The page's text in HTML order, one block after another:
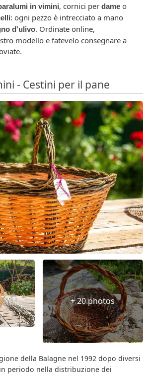
in vimini, cornici perdame o
: ogni pezzo è intrecciato a mano
d'ulivo. Ordinate online,
modello e fatevelo consegnare a
- Cestini per il pane
+ 20 photos
della Balagne nel 1992 dopo diversi
periodo nella distribuzione dei